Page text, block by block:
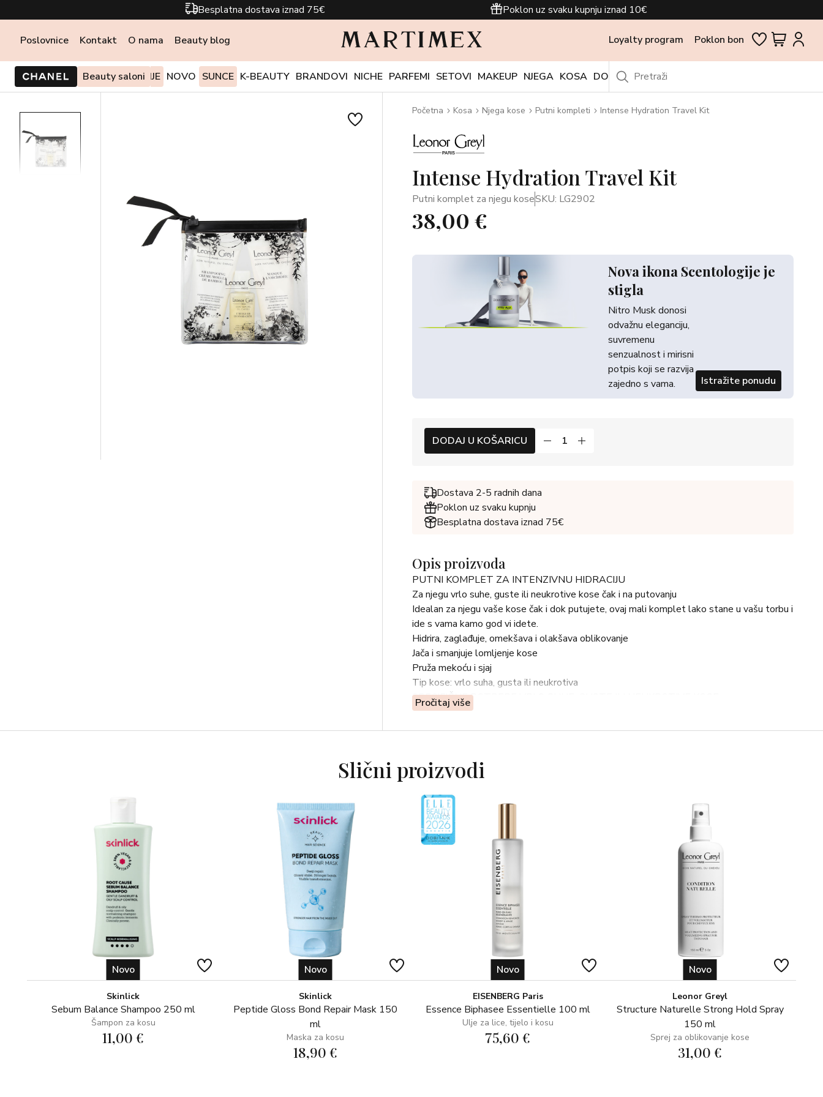
Besplatna dostava iznad 75€ Poklon uz svaku kupnju iznad 10€
Poslovnice Kontakt O nama Beauty blog Loyalty program Poklon bon
Beauty saloni
PONUDE I AKCIJE NOVO SUNCE K-BEAUTY BRANDOVI NICHE PARFEMI SETOVI MAKEUP NJEGA KOSA DODACI OUTLET
Početna Kosa Njega kose Putni kompleti Intense Hydration Travel Kit
Intense Hydration Travel Kit
Putni komplet za njegu koseSKU: LG2902
38,00 €
Nova ikona Scentologije je
stigla
Nitro Musk donosi
odvažnu eleganciju,
suvremenu
senzualnost i mirisni
potpis koji se razvija
zajedno s vama.
Istražite ponudu
DODAJ U KOŠARICU
Dostava 2-5 radnih dana
Poklon uz svaku kupnju
Besplatna dostava iznad 75€
Opis proizvoda
PUTNI KOMPLET ZA INTENZIVNU HIDRACIJU
Za njegu vrlo suhe, guste ili neukrotive kose čak i na putovanju
Idealan za njegu vaše kose čak i dok putujete, ovaj mali komplet lako stane u vašu torbu i
ide s vama kamo god vi idete.
Hidrira, zaglađuje, omekšava i olakšava oblikovanje
Jača i smanjuje lomljenje kose
Pruža mekoću i sjaj
Tip kose: vrlo suha, gusta ili neukrotiva
SPECIFIČNE POTREBE VRLO SUHE, GUSTE ILI NEUKROTIVE KOSE
Vrlo suha, gusta ili neukrotiva kosa može biti beživotna, ispucana, lomljiva, dehidrirana i
Ovaj putni komplet za intenzivnu hidraciju najbolji je saveznik za izrazito dehidriranu kosu.
Huile de Leonor Greyl 25ml
Shampooing Crème Moelle de Bambou 50ml
Masque à l’Orchidée 50ml
Pročitaj više
Slični proizvodi
Novo
Skinlick
Sebum Balance Shampoo 250 ml
Šampon za kosu
11,00 €
Novo
Skinlick
Peptide Gloss Bond Repair Mask 150
ml
Maska za kosu
18,90 €
Novo
EISENBERG Paris
Essence Biphasee Essentielle 100 ml
Ulje za lice, tijelo i kosu
75,60 €
Novo
Leonor Greyl
Structure Naturelle Strong Hold Spray
150 ml
Sprej za oblikovanje kose
31,00 €